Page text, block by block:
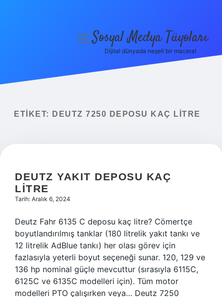
Yasal Uyarı
menüyüSosyal Medya Tüyoları
Dijital dünyada neşeli bir macera!
ETIKET: DEUTZ 7250 DEPOSU KAÇ LITRE
DEUTZ YAKIT DEPOSU KAÇ
LITRE
Tarih: Aralık 6, 2024
Deutz Fahr 6135 C deposu kaç litre? Cömertçe
boyutlandırılmış tanklar (180 litrelik yakıt tankı ve
12 litrelik AdBlue tankı) her olası görev için
fazlasıyla yeterli boyut seçeneği sunar. 120, 129 ve
136 hp nominal güçle mevcuttur (sırasıyla 6115C,
6125C ve 6135C modelleri için). Tüm motor
modelleri PTO çalışırken veya… Deutz 7250